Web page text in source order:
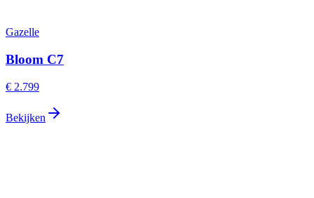
Gazelle
Bloom C7
€ 2.799
Bekijken